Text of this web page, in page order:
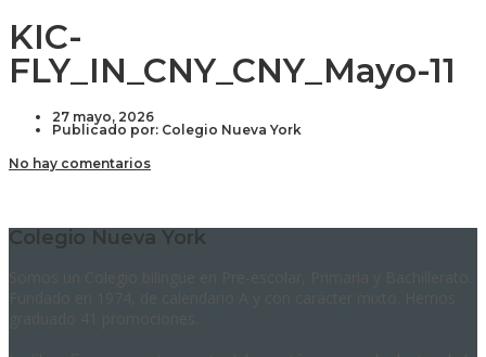
KIC-
FLY_IN_CNY_CNY_Mayo-11
27 mayo, 2026
Publicado por: Colegio Nueva York
No hay comentarios
Colegio Nueva York